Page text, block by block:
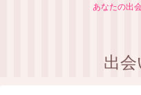
あなたの出
出